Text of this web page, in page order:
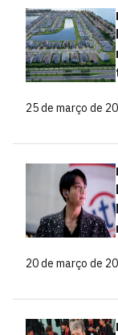
25 de março de
20 de março de